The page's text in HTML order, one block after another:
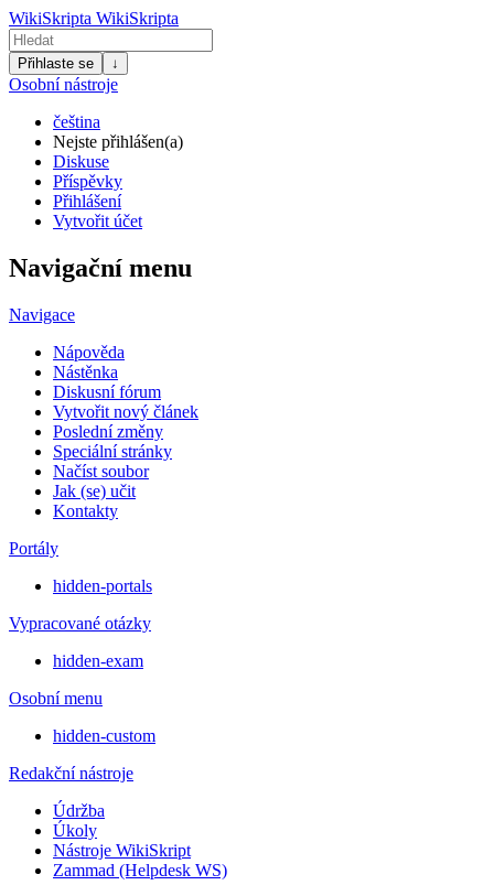
WikiSkripta WikiSkripta
Přihlaste se ↓
Osobní nástroje
čeština
Nejste přihlášen(a)
Diskuse
Příspěvky
Přihlášení
Vytvořit účet
Navigační menu
Navigace
Nápověda
Nástěnka
Diskusní fórum
Vytvořit nový článek
Poslední změny
Speciální stránky
Načíst soubor
Jak (se) učit
Kontakty
Portály
hidden-portals
Vypracované otázky
hidden-exam
Osobní menu
hidden-custom
Redakční nástroje
Údržba
Úkoly
Nástroje WikiSkript
Zammad (Helpdesk WS)